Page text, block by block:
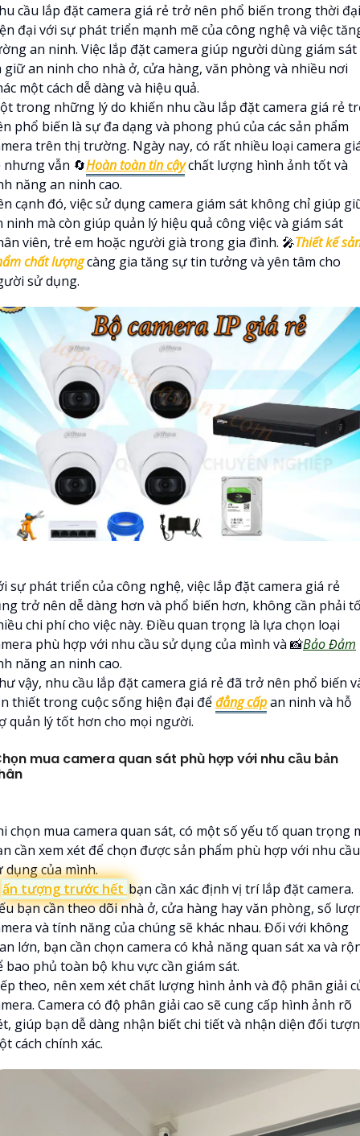
cầu lắp đặt camera giá rẻ trở nên phổ biến trong thời đại
đại với sự phát triển mạnh mẽ của công nghệ và việc
an ninh. Việc lắp đặt camera giúp người dùng giám sát
giữ an ninh cho nhà ở, cửa hàng, văn phòng và nhiều nơi
một cách dễ dàng và hiệu quả.
trong những lý do khiến nhu cầu lắp đặt camera giá rẻ
phổ biến là sự đa dạng và phong phú của các sản phẩm
trên thị trường. Ngày nay, có rất nhiều loại camera
nhưng vẫn 🔄Hoàn toàn tin cậychất lượng hình ảnh tốt và
năng an ninh cao.
cạnh đó, việc sử dụng camera giám sát không chỉ giúp
ninh mà còn giúp quản lý hiệu quả công việc và giám sát
viên, trẻ em hoặc người già trong gia đình. 🎤Thiết kế
chất lượngcàng gia tăng sự tin tưởng và yên tâm cho
sử dụng.
sự phát triển của công nghệ, việc lắp đặt camera giá rẻ
trở nên dễ dàng hơn và phổ biến hơn, không cần phải
chi phí cho việc này. Điều quan trọng là lựa chọn loại
phù hợp với nhu cầu sử dụng của mình và 📸Bảo Đảm
năng an ninh cao.
vậy, nhu cầu lắp đặt camera giá rẻ đã trở nên phổ biến
thiết trong cuộc sống hiện đại đểđẳng cấpan ninh và hỗ
quản lý tốt hơn cho mọi người.
mua camera quan sát phù hợp với nhu cầu bản
chọn mua camera quan sát, có một số yếu tố quan trọng
cần xem xét để chọn được sản phẩm phù hợp với nhu cầu
dụng của mình.
ấn tượng trước hết bạn cần xác định vị trí lắp đặt camera.
bạn cần theo dõi nhà ở, cửa hàng hay văn phòng, số
và tính năng của chúng sẽ khác nhau. Đối với không
lớn, bạn cần chọn camera có khả năng quan sát xa và
bao phủ toàn bộ khu vực cần giám sát.
theo, nên xem xét chất lượng hình ảnh và độ phân giải
Camera có độ phân giải cao sẽ cung cấp hình ảnh rõ
giúp bạn dễ dàng nhận biết chi tiết và nhận diện đối
cách chính xác.